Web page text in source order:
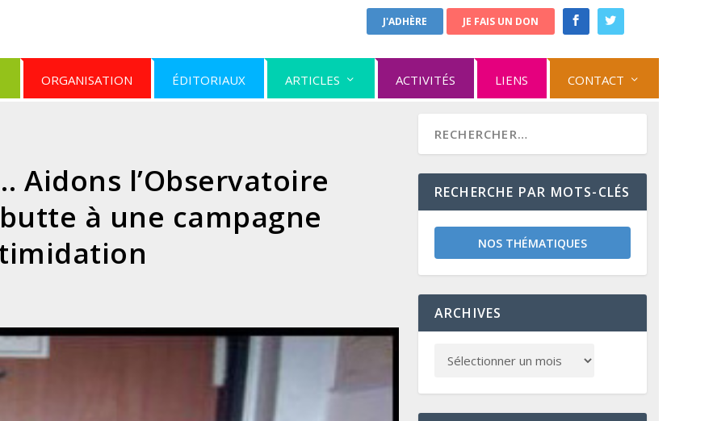
J'ADHÈRE JE FAIS UN DON
ORGANISATION ÉDITORIAUX ARTICLES ACTIVITÉS LIENS CONTACT
Aidons l’Observatoire
à une campagne
RECHERCHE PAR MOTS-CLÉS
NOS THÉMATIQUES
ARCHIVES